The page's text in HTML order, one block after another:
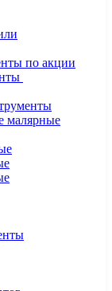
по акции
малярные